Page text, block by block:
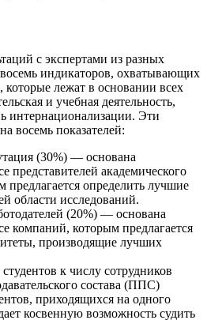
с экспертами из разных
индикаторов, охватывающих
лежат в основании всех
и учебная деятельность,
интернационализации. Эти
восемь показателей:
(30%) — основана
представителей академического
предлагается определить лучшие
области исследований.
(20%) — основана
компаний, которым предлагается
производящие лучших
к числу сотрудников
состава (ППС)
приходящихся на одного
косвенную возможность судить